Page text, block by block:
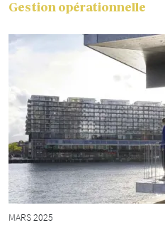
Gestion opérationnelle
MARS 2025